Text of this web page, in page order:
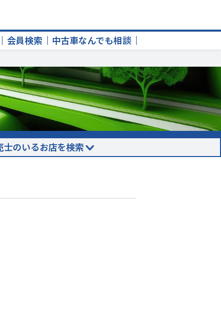
会員検索 中古車なんでも相談
士のいるお店を検索